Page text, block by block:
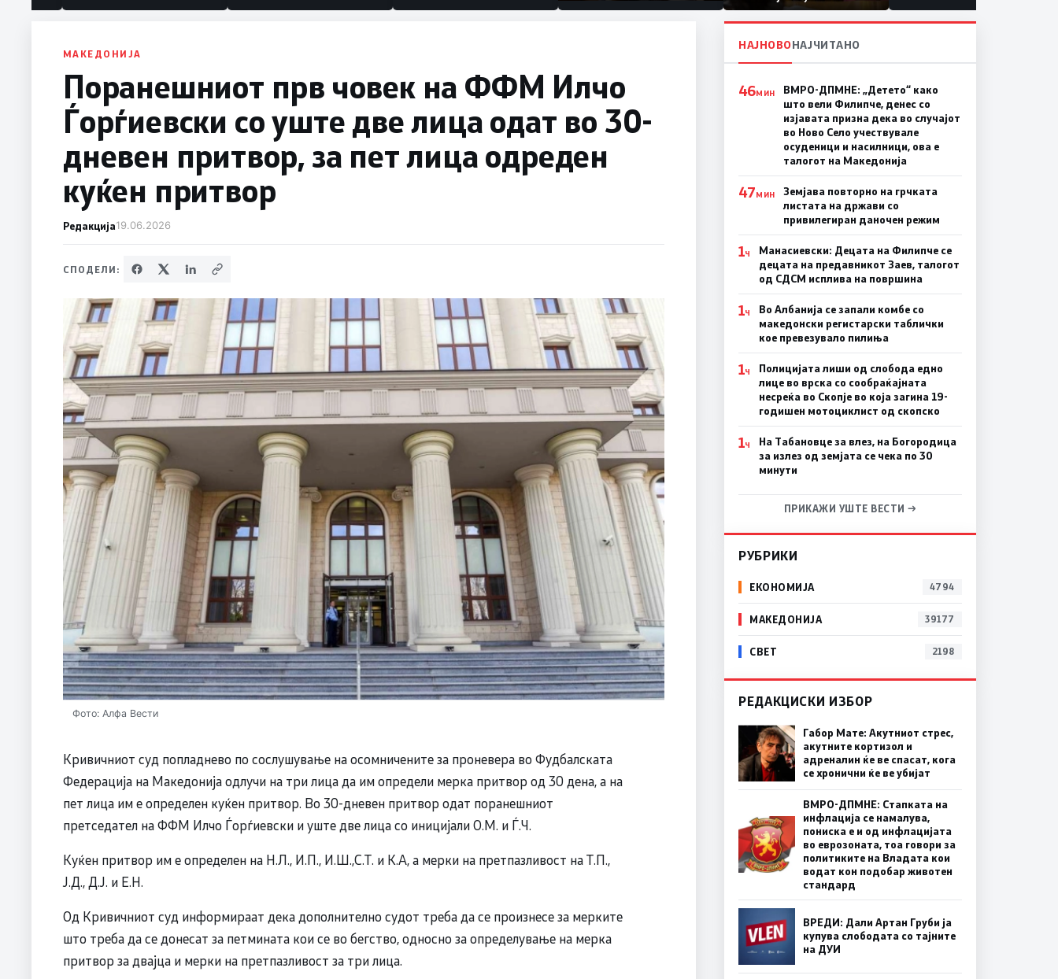
половина тунел во слепа
првачиња помалку
МАКЕДОНИЈА
Поранешниот прв човек на ФФМ Илчо
Ѓорѓиевски со уште две лица одат во 30-
дневен притвор, за пет лица одреден
куќен притвор
Редакција19.06.2026
СПОДЕЛИ:
Фото: Алфа Вести
Кривичниот суд попладнево по сослушување на осомничените за проневера во Фудбалската
Федерација на Македонија одлучи на три лица да им определи мерка притвор од 30 дена, а на
пет лица им е определен куќен притвор. Во 30-дневен притвор одат поранешниот
претседател на ФФМ Илчо Ѓорѓиевски и уште две лица со иницијали О.М. и Ѓ.Ч.
Куќен притвор им е определен на Н.Л., И.П., И.Ш.,С.Т. и К.А, а мерки на претпазливост на Т.П.,
Ј.Д., Д.Ј. и Е.Н.
Од Кривичниот суд информираат дека дополнително судот треба да се произнесе за мерките
што треба да се донесат за петмината кои се во бегство, односно за определување на мерка
притвор за двајца и мерки на претпазливост за три лица.
НАЈНОВОНАЈЧИТАНО
46МИН
ВМРО-ДПМНЕ: „Детето“ како
што вели Филипче, денес со
изјавата призна дека во случајот
во Ново Село учествувале
осуденици и насилници, ова е
талогот на Македонија
47МИН
Земјава повторно на грчката
листата на држави со
привилегиран даночен режим
1Ч
Манасиевски: Децата на Филипче се
децата на предавникот Заев, талогот
од СДСМ исплива на површина
1Ч
Во Албанија се запали комбе со
македонски регистарски таблички
кое превезувало пилиња
1Ч
Полицијата лиши од слобода едно
лице во врска со сообраќајната
несреќа во Скопје во која загина 19-
годишен мотоциклист од скопско
1Ч
На Табановце за влез, на Богородица
за излез од земјата се чека по 30
минути
ПРИКАЖИ УШТЕ ВЕСТИ →
РУБРИКИ
ЕКОНОМИЈА 4794
МАКЕДОНИЈА 39177
СВЕТ 2198
РЕДАКЦИСКИ ИЗБОР
Габор Мате: Акутниот стрес,
акутните кортизол и
адреналин ќе ве спасат, кога
се хронични ќе ве убијат
ВМРО-ДПМНЕ: Стапката на
инфлација се намалува,
пониска е и од инфлацијата
во еврозоната, тоа говори за
политиките на Владата кои
водат кон подобар животен
стандард
ВРЕДИ: Дали Артан Груби ја
купува слободата со тајните
на ДУИ